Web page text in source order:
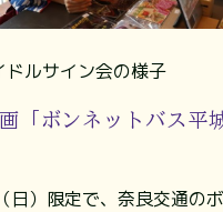
ドルサイン会の様子
「ボンネットバス平
日）限定で、奈良交通の